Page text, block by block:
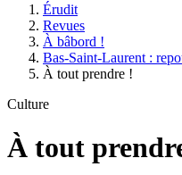
Érudit
Revues
À bâbord !
Bas-Saint-Laurent :
À tout prendre !
Culture
À tout